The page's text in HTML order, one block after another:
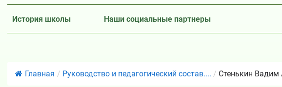
История школы Наши социальные партнеры
Главная / Руководство и педагогический состав.... / Стенькин Вадим